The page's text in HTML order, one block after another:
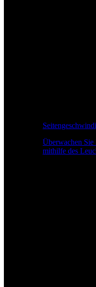
Überwachen
mithilfe des